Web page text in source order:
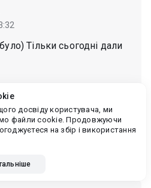
Тільки сьогодні дали
досвіду користувача, ми
файли cookie. Продовжуючи
на збір і використання